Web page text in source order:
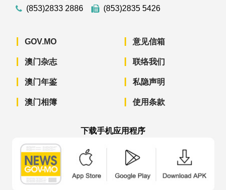
(853)2833 2886
(853)2835 5426
GOV.MO
澳门杂志
澳门年鉴
澳门相簿
意见信箱
联络我们
私隐声明
使用条款
下载手机应用程序